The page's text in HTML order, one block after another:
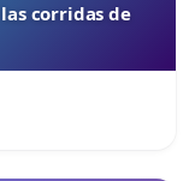
corridas de